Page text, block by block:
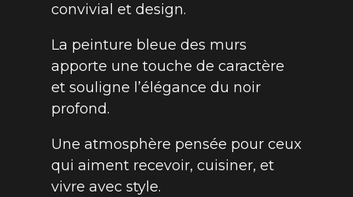
convivial et design.
La peinture bleue des murs
apporte une touche de caractère
et souligne l’élégance du noir
profond.
Une atmosphère pensée pour ceux
qui aiment recevoir, cuisiner, et
vivre avec style.